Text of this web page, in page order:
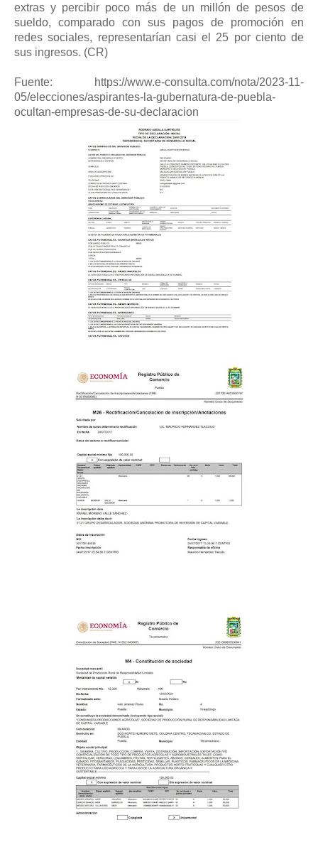
extras y percibir poco más de un millón de pesos de
sueldo, comparado con sus pagos de promoción en
redes sociales, representarían casi el 25 por ciento de
sus ingresos. (CR)
Fuente: https://www.e-consulta.com/nota/2023-11-
05/elecciones/aspirantes-la-gubernatura-de-puebla-
ocultan-empresas-de-su-declaracion